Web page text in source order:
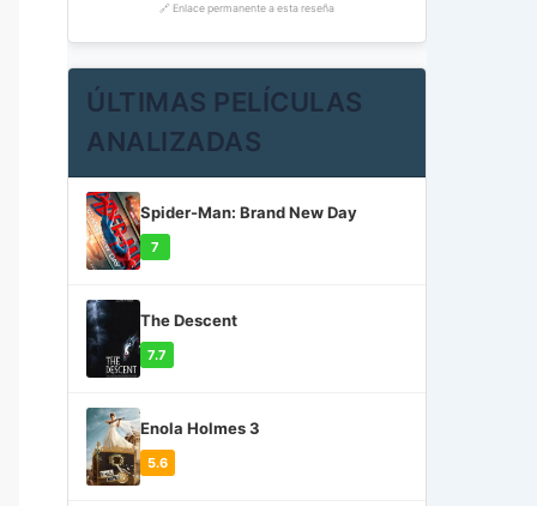
🔗 Enlace permanente a esta reseña
ÚLTIMAS PELÍCULAS
ANALIZADAS
Spider-Man: Brand New Day
7
The Descent
7.7
Enola Holmes 3
5.6